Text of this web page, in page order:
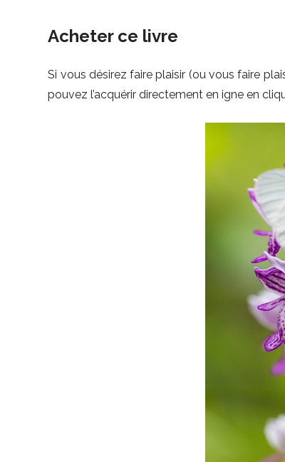
Acheter ce livre
Si vous désirez faire plaisir (ou vous faire
pouvez l’acquérir directement en igne en